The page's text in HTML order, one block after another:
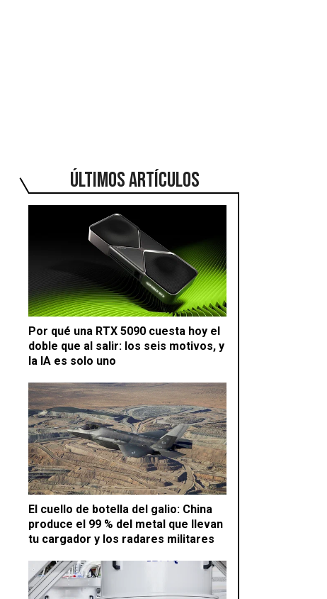
ÚLTIMOS ARTÍCULOS
Por qué una RTX 5090 cuesta hoy el
doble que al salir: los seis motivos, y
la IA es solo uno
El cuello de botella del galio: China
produce el 99 % del metal que llevan
tu cargador y los radares militares